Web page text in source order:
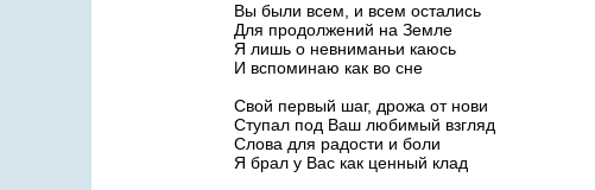
Вы были всем, и всем остались
Для продолжений на Земле
Я лишь о невниманьи каюсь
И вспоминаю как во сне
Свой первый шаг, дрожа от нови
Ступал под Ваш любимый взгляд
Слова для радости и боли
Я брал у Вас как ценный клад